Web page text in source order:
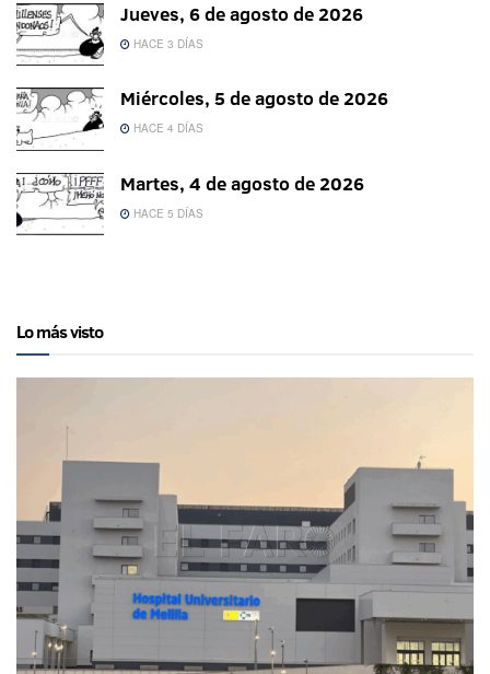
Jueves, 6 de agosto de 2026
HACE 3 DÍAS
Miércoles, 5 de agosto de 2026
HACE 4 DÍAS
Martes, 4 de agosto de 2026
HACE 5 DÍAS
Lo más visto